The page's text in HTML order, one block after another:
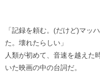
「記録を頼む。(だけど)マッ
た。壊れたらしい」
人類が初めて、音速を越えた
いた映画の中の台詞だ。